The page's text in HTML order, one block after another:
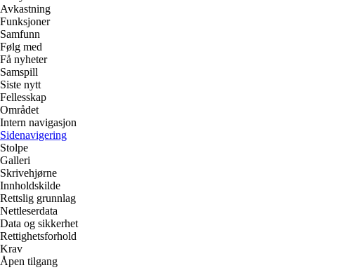
Avkastning
Funksjoner
Samfunn
Følg med
Få nyheter
Samspill
Siste nytt
Fellesskap
Området
Intern navigasjon
Sidenavigering
Stolpe
Galleri
Skrivehjørne
Innholdskilde
Rettslig grunnlag
Nettleserdata
Data og sikkerhet
Rettighetsforhold
Krav
Åpen tilgang